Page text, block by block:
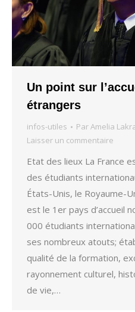
Un point sur
étrangers
infos-utiles ParAmelia
Laisser un commentaire
Etat des lieux La France
des étudiants
États-Unis, le Royaume-
est le 1er pays d’accueil
000 étudiants
ses nombreux atouts;
qualité de la formation,
rayonnement culturel,
de vie,…